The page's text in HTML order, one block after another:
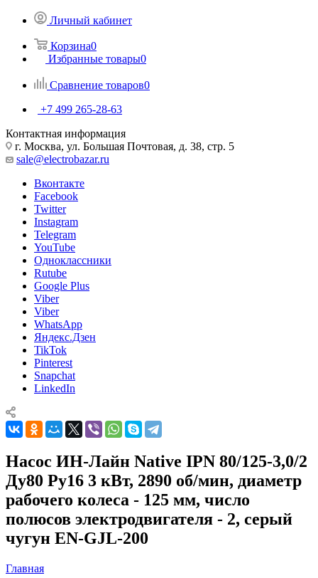
Личный кабинет
Корзина0
Избранные товары0
Сравнение товаров0
+7 499 265-28-63
Контактная информация
г. Москва, ул. Большая Почтовая, д. 38, стр. 5
sale@electrobazar.ru
Вконтакте
Facebook
Twitter
Instagram
Telegram
YouTube
Одноклассники
Rutube
Google Plus
Viber
Viber
WhatsApp
Яндекс.Дзен
TikTok
Pinterest
Snapchat
LinkedIn
Насос ИН-Лайн Native IPN 80/125-3,0/2
Ду80 Ру16 3 кВт, 2890 об/мин, диаметр
рабочего колеса - 125 мм, число
полюсов электродвигателя - 2, серый
чугун EN-GJL-200
Главная